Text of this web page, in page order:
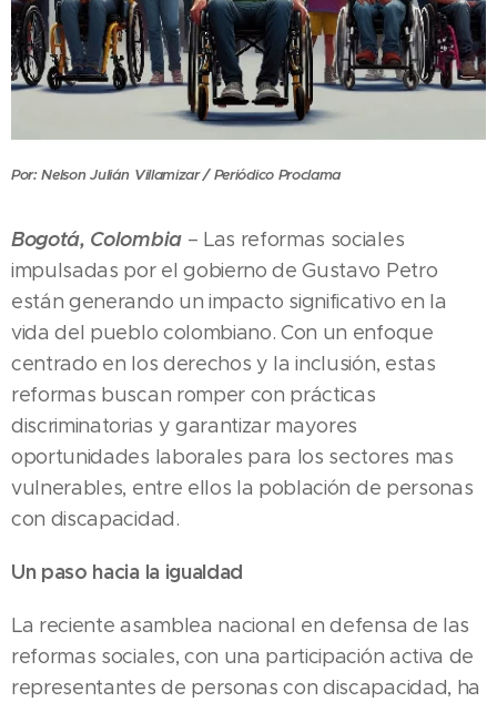
Por: Nelson Julián Villamizar / Periódico Proclama
Bogotá, Colombia – Las reformas sociales
impulsadas por el gobierno de Gustavo Petro
están generando un impacto significativo en la
vida del pueblo colombiano. Con un enfoque
centrado en los derechos y la inclusión, estas
reformas buscan romper con prácticas
discriminatorias y garantizar mayores
oportunidades laborales para los sectores mas
vulnerables, entre ellos la población de personas
con discapacidad.
Un paso hacia la igualdad
La reciente asamblea nacional en defensa de las
reformas sociales, con una participación activa de
representantes de personas con discapacidad, ha